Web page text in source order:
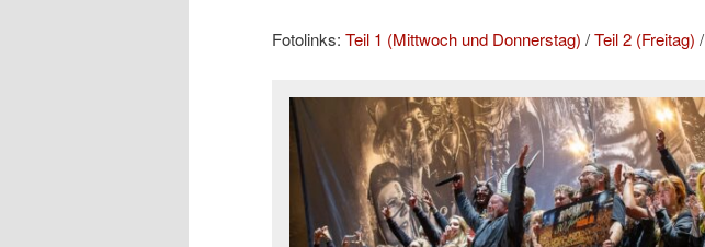
Fotolinks: Teil 1 (Mittwoch und Donnerstag) /Teil 2 (Freitag) /